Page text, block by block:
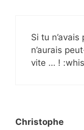
Si tu
n’aurais
vite … !
Christophe